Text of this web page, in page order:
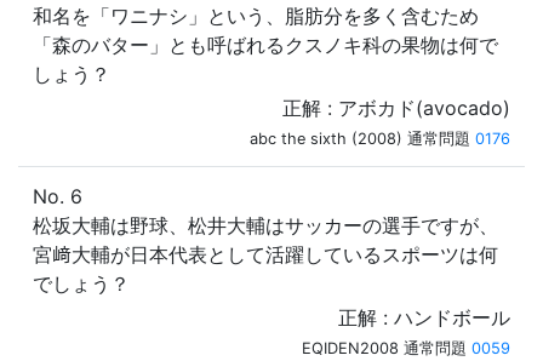
和名を「ワニナシ」という、脂肪分を多く含むため
「森のバター」とも呼ばれるクスノキ科の果物は何で
しょう？
正解 : アボカド(avocado)
abc the sixth (2008) 通常問題 0176
No. 6
松坂大輔は野球、松井大輔はサッカーの選手ですが、
宮﨑大輔が日本代表として活躍しているスポーツは何
でしょう？
正解 : ハンドボール
EQIDEN2008 通常問題 0059